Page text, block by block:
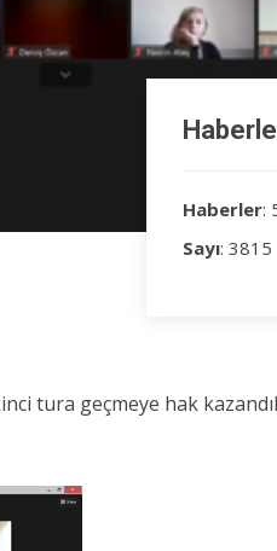
Haberler:
Sayı: 3815
tura geçmeye hak